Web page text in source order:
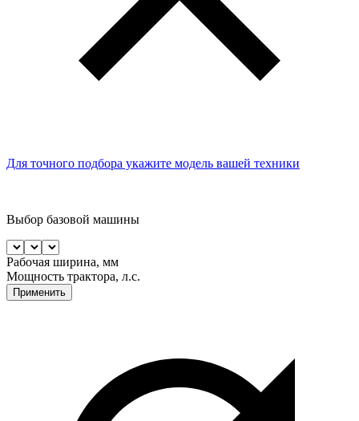
Для точного подбора укажите модель вашей техники
Выбор базовой машины
Рабочая ширина, мм
Мощность трактора, л.с.